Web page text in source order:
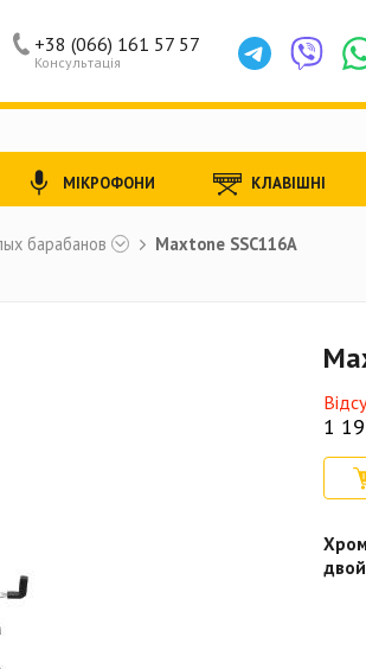
барабанов Maxtone SSC116A
1
Консультація
+38 (066) 161 57 57
МІКРОФОНИ КЛАВІШНІ